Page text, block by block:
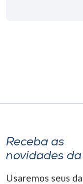
Selecione
A+
Receba as
novidades
Usaremos seus